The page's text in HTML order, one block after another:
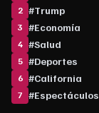
2 #Trump
3 #Economía
4 #Salud
5 #Deportes
6 #California
7 #Espectáculos